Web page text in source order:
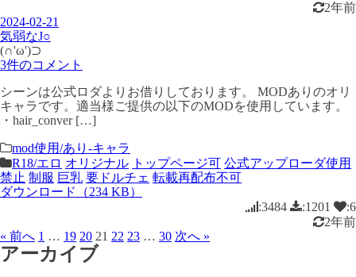
2年前
2024-02-21
気弱なJ○
(∩'ω')⊃
3件のコメント
シーンは公式ロダよりお借りしております。 MODありのオリ
キャラです。適当様ご提供の以下のMODを使用しています。
・hair_conver […]
mod使用/あり-キャラ
R18/エロ オリジナル トップページ可 公式アップローダ使用
禁止 制服 巨乳 要ドルチェ 転載再配布不可
ダウンロード（234 KB）
:3484
:1201
:6
2年前
« 前へ 1 … 19 20 21 22 23 … 30 次へ »
アーカイブ